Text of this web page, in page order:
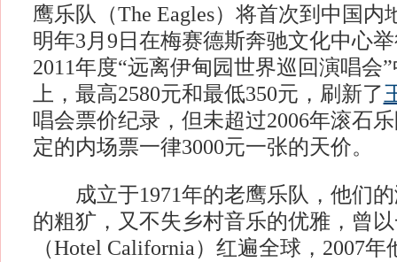
鹰乐队（The Eagles）将首次到中国内
明年3月9日在梅赛德斯奔驰文化中心
2011年度“远离伊甸园世界巡回演唱会
上，最高2580元和最低350元，刷新了
唱会票价纪录，但未超过2006年滚石
定的内场票一律3000元一张的天价。
成立于1971年的老鹰乐队，他们的
的粗犷，又不失乡村音乐的优雅，曾
（Hotel California）红遍全球，2007